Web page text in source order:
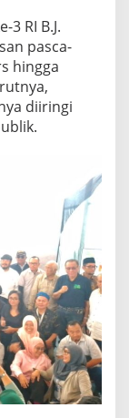
RI B.J.
pasca-
hingga
diiringi